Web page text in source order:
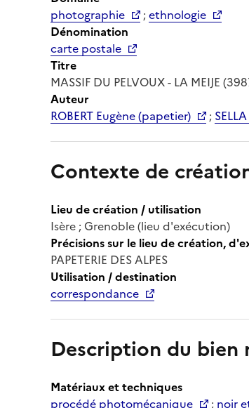
photographie
;ethnologie
Dénomination
carte postale
Titre
MASSIF DU PELVOUX - LA MEIJE
Auteur
ROBERT Eugène (papetier)
;
Contexte de
Lieu de création / utilisation
Isère ; Grenoble (lieu d'exécution)
Précisions sur le lieu de création,
PAPETERIE DES ALPES
Utilisation / destination
correspondance
Description du bien
Matériaux et techniques
procédé photomécanique
; noir